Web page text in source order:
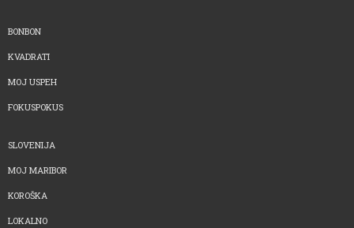
BONBON
KVADRATI
MOJ USPEH
FOKUSPOKUS
SLOVENIJA
MOJ MARIBOR
KOROŠKA
LOKALNO